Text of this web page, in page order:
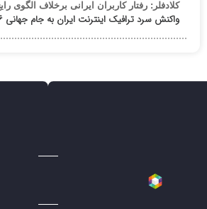
کلادفلر: رفتار کاربران ایرانی برخلاف الگوی
واکنش سرد ترافیک اینترنت ایران به جام جهانی ۲۰۲۶